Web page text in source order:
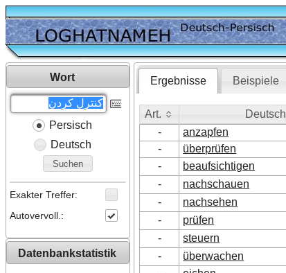
Wort
Persisch
Deutsch
Suchen
Exakter Treffer:
Autovervoll.:
Datenbankstatistik
Ergebnisse Beispiele
Art. Deutsch
Art.
- anzapfen
-
überprüfen
-
beaufsichtigen
-
nachschauen
-
nachsehen
-
prüfen
-
steuern
-
überwachen